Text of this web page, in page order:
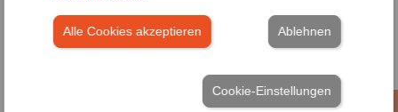
Alle Cookies akzeptieren Ablehnen
Cookie-Einstellungen
Mark Luddington
Office Manager
mark.luddington@ringspann.co.uk